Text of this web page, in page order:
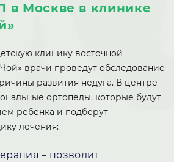
в Москве в клинике
клинику восточной
врачи проведут обследование
развития недуга. В центре
ортопеды, которые будут
ребенка и подберут
лечения:
– позволит